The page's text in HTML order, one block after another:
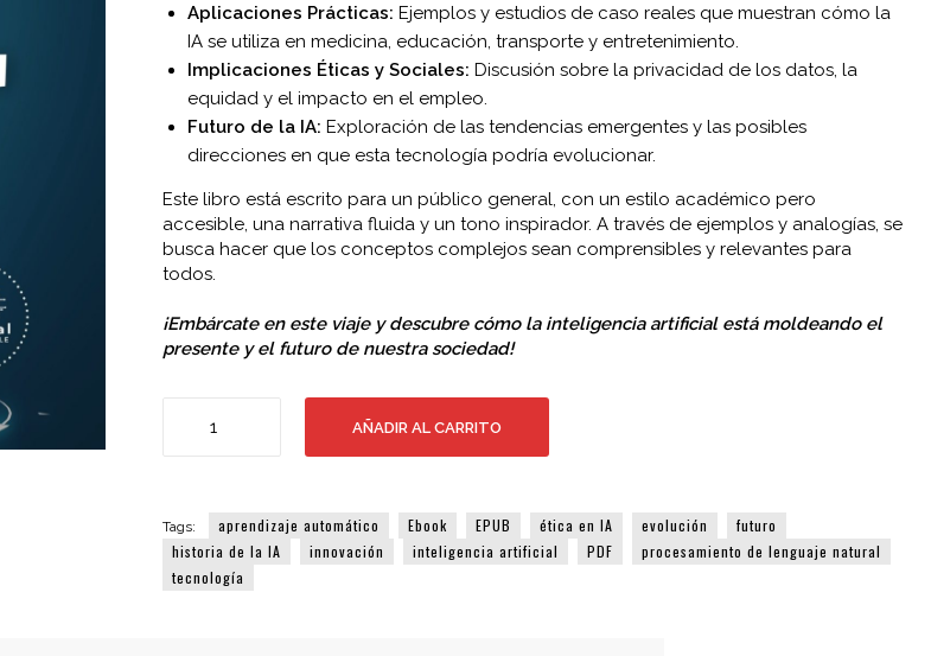
Aplicaciones Prácticas: Ejemplos y estudios de caso reales que muestran cómo la
IA se utiliza en medicina, educación, transporte y entretenimiento.
Implicaciones Éticas y Sociales: Discusión sobre la privacidad de los datos, la
equidad y el impacto en el empleo.
Futuro de la IA: Exploración de las tendencias emergentes y las posibles
direcciones en que esta tecnología podría evolucionar.
Este libro está escrito para un público general, con un estilo académico pero
accesible, una narrativa fluida y un tono inspirador. A través de ejemplos y analogías, se
busca hacer que los conceptos complejos sean comprensibles y relevantes para
todos.
¡Embárcate en este viaje y descubre cómo la inteligencia artificial está moldeando el
presente y el futuro de nuestra sociedad!
Artificial:
Futuro
en
la
AÑADIR AL CARRITO
Tags: aprendizaje automático Ebook EPUB ética en IA evolución
futuro
historia de la IA
innovación inteligencia artificial PDF
procesamiento de lenguaje natural
tecnología